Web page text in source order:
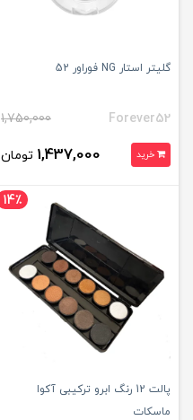
گلیتر استار NG فوراور 52
Forever52
1,750,000
خرید 1,437,000 تومان
14٪
پالت 12 رنگ ابرو ترکیبی آکوا
ماسکات